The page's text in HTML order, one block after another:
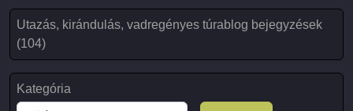
Utazás, kirándulás, vadregényes túrablog bejegyzések
(104)
Kategória